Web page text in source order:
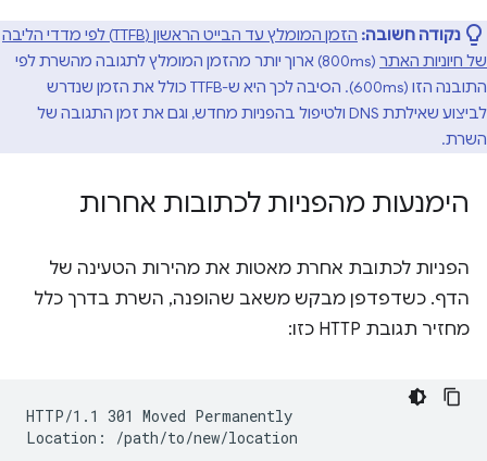
נקודה חשובה:
הזמן המומלץ עד הבייט הראשון (TTFB) לפי מדדי הליבה
של חיוניות האתר
(800ms) ארוך יותר מהזמן המומלץ לתגובה מהשרת לפי
התובנה הזו (600ms). הסיבה לכך היא ש-TTFB כולל את הזמן שנדרש
לביצוע שאילתת DNS ולטיפול בהפניות מחדש, וגם את זמן התגובה של
השרת.
הימנעות מהפניות לכתובות אחרות
הפניות לכתובת אחרת מאטות את מהירות הטעינה של
הדף. כשדפדפן מבקש משאב שהופנה, השרת בדרך כלל
מחזיר תגובת HTTP כזו:
HTTP/1.1 301 Moved Permanently